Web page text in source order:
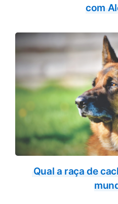
com
Qual a raça de